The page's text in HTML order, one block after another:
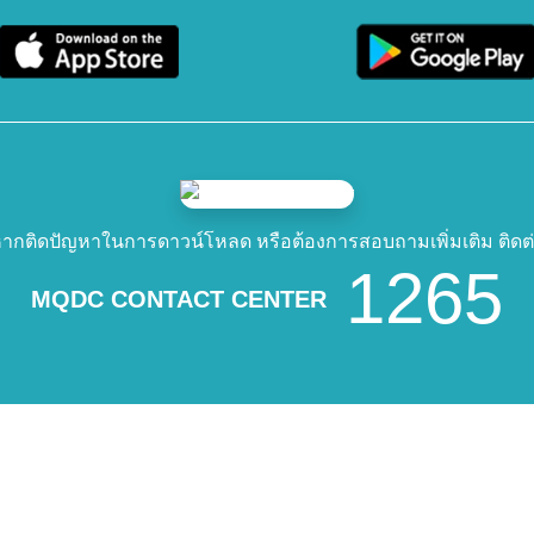
กติดปัญหาในการดาวน์โหลด หรือต้องการสอบถามเพิ่มเติม ติด
MQDC CONTACT CENTER 1265